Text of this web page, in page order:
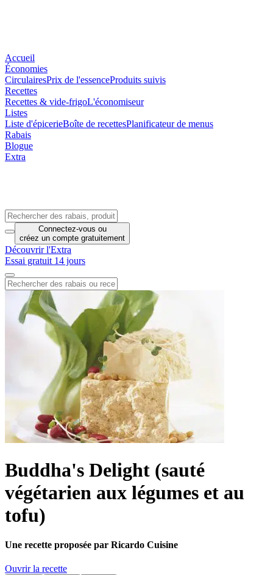
Accueil
Économies
CirculairesPrix de l'essenceProduits suivis
Recettes
Recettes & vide-frigoL'économiseur
Listes
Liste d'épicerieBoîte de recettesPlanificateur de menus
Rabais
Blogue
Extra
Connectez-vous ou
créez un compte gratuitement
Découvrir l'Extra
Essai gratuit 14 jours
Buddha's Delight (sauté
végétarien aux légumes et au
tofu)
Une recette proposée par Ricardo Cuisine
Ouvrir la recette